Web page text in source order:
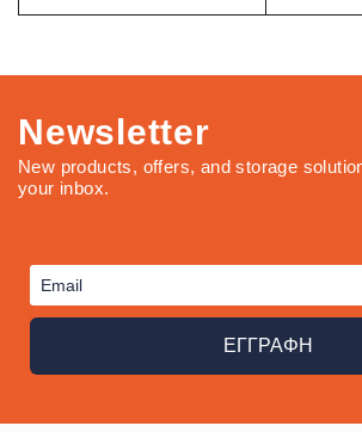
Newsletter
New products, offers, and storage
your inbox.
ΕΓΓΡΑΦΗ